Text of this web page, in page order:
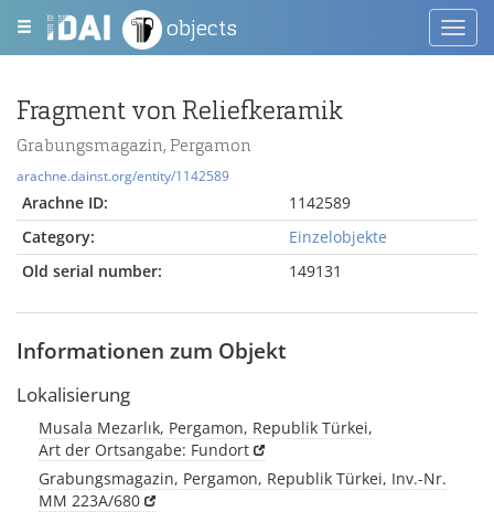
objects
Fragment von Reliefkeramik
Grabungsmagazin, Pergamon
arachne.dainst.org/entity/1142589
Arachne ID:
1142589
Category:
Einzelobjekte
Old serial number:
149131
Informationen zum Objekt
Lokalisierung
Musala Mezarlık, Pergamon, Republik Türkei,
Art der Ortsangabe: Fundort
Grabungsmagazin, Pergamon, Republik Türkei, Inv.-Nr.
MM 223A/680